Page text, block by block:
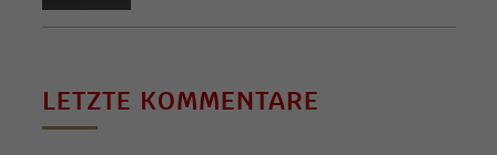
LETZTE KOMMENTARE